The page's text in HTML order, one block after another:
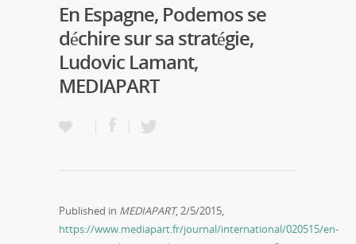
En Espagne, Podemos se
déchire sur sa stratégie,
Ludovic Lamant,
MEDIAPART
Published in MEDIAPART, 2/5/2015,
https://www.mediapart.fr/journal/international/020515/en-